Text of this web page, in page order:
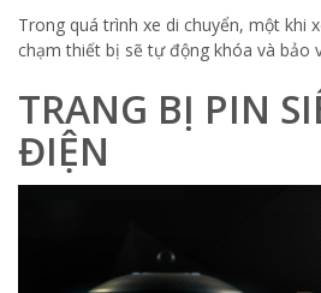
Trong quá trình xe di chuyển, một khi
chạm thiết bị sẽ tự động khóa và bảo
TRANG BỊ PIN
ĐIỆN